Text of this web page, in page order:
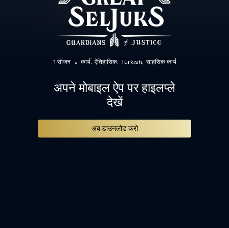
1 सीजन कार्य ऐतिहासिक Turkish साहसिक कार्य
अपने मोबाइल ऐप पर हाइलप्ले
देखें
अब डाउनलोड करो